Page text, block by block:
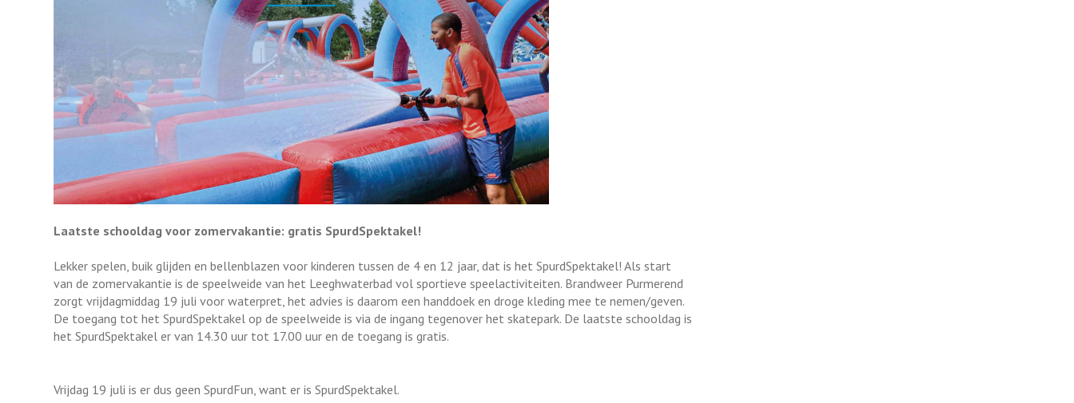
Laatste schooldag voor zomervakantie: gratis SpurdSpektakel!
Lekker spelen, buik glijden en bellenblazen voor kinderen tussen de 4 en 12 jaar, dat is het SpurdSpektakel! Als start
van de zomervakantie is de speelweide van het Leeghwaterbad vol sportieve speelactiviteiten. Brandweer Purmerend
zorgt vrijdagmiddag 19 juli voor waterpret, het advies is daarom een handdoek en droge kleding mee te nemen/geven.
De toegang tot het SpurdSpektakel op de speelweide is via de ingang tegenover het skatepark. De laatste schooldag is
het SpurdSpektakel er van 14.30 uur tot 17.00 uur en de toegang is gratis.
Vrijdag 19 juli is er dus geen SpurdFun, want er is SpurdSpektakel.